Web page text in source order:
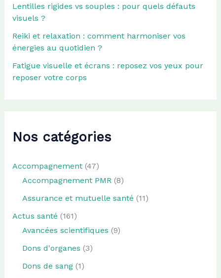
Lentilles rigides vs souples : pour quels défauts
visuels ?
Reiki et relaxation : comment harmoniser vos
énergies au quotidien ?
Fatigue visuelle et écrans : reposez vos yeux pour
reposer votre corps
Nos catégories
Accompagnement(47)
Accompagnement PMR(8)
Assurance et mutuelle santé (11)
Actus santé (161)
Avancées scientifiques (9)
Dons d'organes (3)
Dons de sang(1)